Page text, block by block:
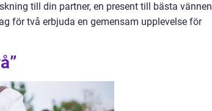
till din partner, en present till bästa vännen
för två erbjuda en gemensam upplevelse för